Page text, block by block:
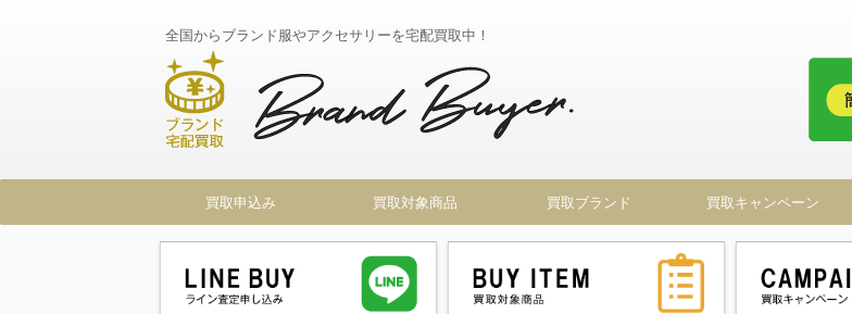
全国からブランド服やアクセサリーを宅配買取中！
買取申込み 買取対象商品 買取ブランド 買取キャンペーン